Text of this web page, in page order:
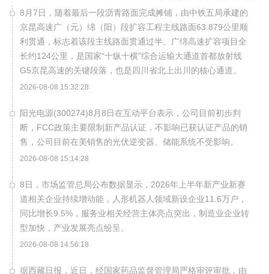
8月7日，随着最后一段沥青路面完成摊铺，由中铁五局承建的
京昆高速广（元）绵（阳）段扩容工程主线路面63.879公里顺
利贯通，标志着该段主线路面贯通过半。广绵高速扩容项目全
长约124公里，是国家“十纵十横”综合运输大通道首都放射线
G5京昆高速的关键段落，也是四川省北上出川的核心通道。
2026-08-08 15:32:28
阳光电源(300274)8月8日在互动平台表示，公司目前初步判
断，FCC政策主要限制新产品认证，不影响已获认证产品的销
售，公司目前在美销售的光伏逆变器、储能系统不受影响。
2026-08-08 15:14:28
8日，市场监管总局公布数据显示，2026年上半年新产业新赛
道相关企业持续增动能，人形机器人领域新设企业11.6万户，
同比增长9.5%，服务业相关经营主体亮点突出，制造业企业转
型加快，产业发展亮点纷呈。
2026-08-08 14:56:18
据西藏日报，近日，经国家药品监督管理局严格审评审批，由